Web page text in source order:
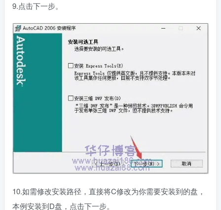
9.点击下一步。
10.如需修改安装路径，直接将C修改为你需要安装到的盘，
本例安装到D盘，点击下一步。